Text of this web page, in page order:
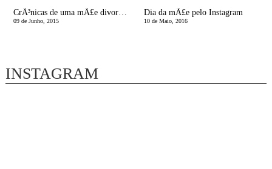
CrÃ³nicas de uma mÃ£e divorciada | Holy mum's Weekends
09 de Junho, 2015
Dia da mÃ£e pelo Instagram
10 de Maio, 2016
INSTAGRAM